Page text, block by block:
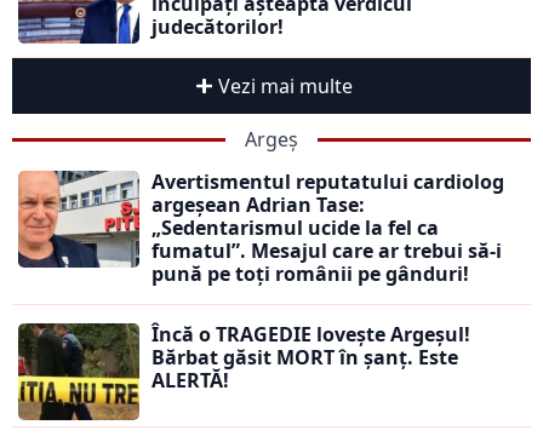
judecătorilor!
Vezi mai multe
Argeș
Avertismentul reputatului cardiolog
argeșean Adrian Tase:
„Sedentarismul ucide la fel ca
fumatul”. Mesajul care ar trebui să-i
pună pe toți românii pe gânduri!
Încă o TRAGEDIE lovește Argeșul!
Bărbat găsit MORT în șanț. Este
ALERTĂ!